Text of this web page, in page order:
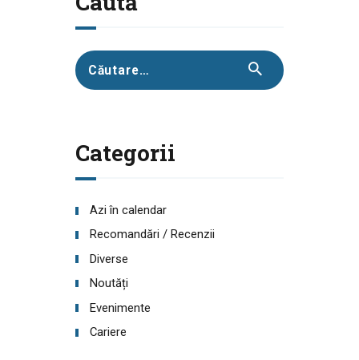
Caută
după:
Categorii
Azi în calendar
Recomandări / Recenzii
Diverse
Noutăți
Evenimente
Cariere